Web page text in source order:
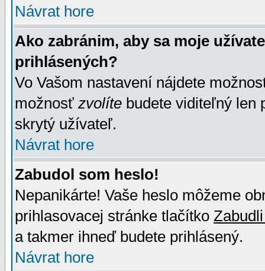
Návrat hore
Ako zabránim, aby sa moje
prihlásených?
Vo Vašom nastavení nájdete
možnosť zvolíte budete viditeľný len
skrytý užívateľ.
Návrat hore
Zabudol som heslo!
Nepanikárte! Vaše heslo môžeme
prihlasovacej stránke tlačítko
a takmer ihneď budete prihlásený.
Návrat hore